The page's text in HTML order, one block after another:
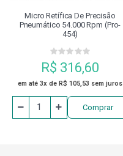
Micro Retífica De Precisão
Pneumático 54.000 Rpm (pro-
454)
R$ 316,60
em até 3x de R$ 105,53 sem juros
Comprar